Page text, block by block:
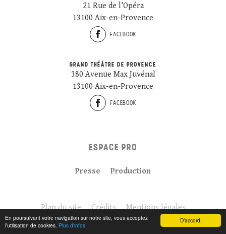
D’accord.
En poursuivant votre navigation sur notre site, vous acceptez
l’utilisation de cookies. Plus d’infos
21 Rue de l’Opéra
13100 Aix-en-Provence
FACEBOOK
GRAND THÉÂTRE DE PROVENCE
380 Avenue Max Juvénal
13100 Aix-en-Provence
FACEBOOK
ESPACE PRO
Presse Production
Plan du site Crédits Mentions légales